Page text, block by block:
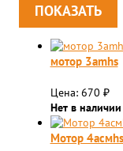
мотор 3amhs
Цена: 670 ₽
Нет в наличии
Мотор 4aсмhs